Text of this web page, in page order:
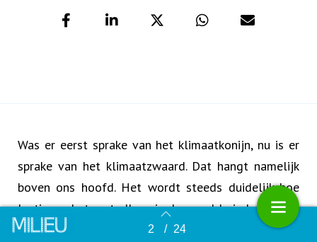
Terug naar overzicht 2 / 24
Was er eerst sprake van het klimaatkonijn, nu is er
sprake van het klimaatzwaard. Dat hangt namelijk
boven ons hoofd. Het wordt steeds duidelijk hoe
lastig we het met elkaar in de wereld vinden om de
uitstoot van broeikasgassen te verlagen. Door de